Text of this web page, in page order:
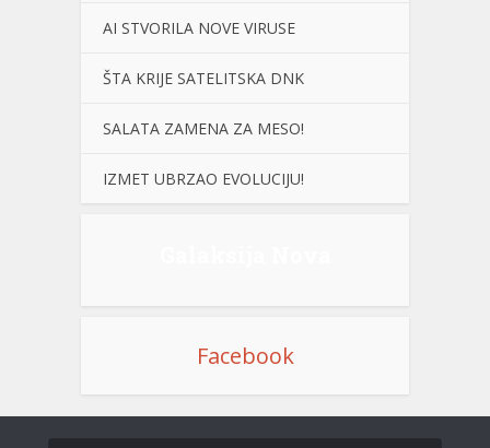
AI STVORILA NOVE VIRUSE
ŠTA KRIJE SATELITSKA DNK
SALATA ZAMENA ZA MESO!
IZMET UBRZAO EVOLUCIJU!
Facebook